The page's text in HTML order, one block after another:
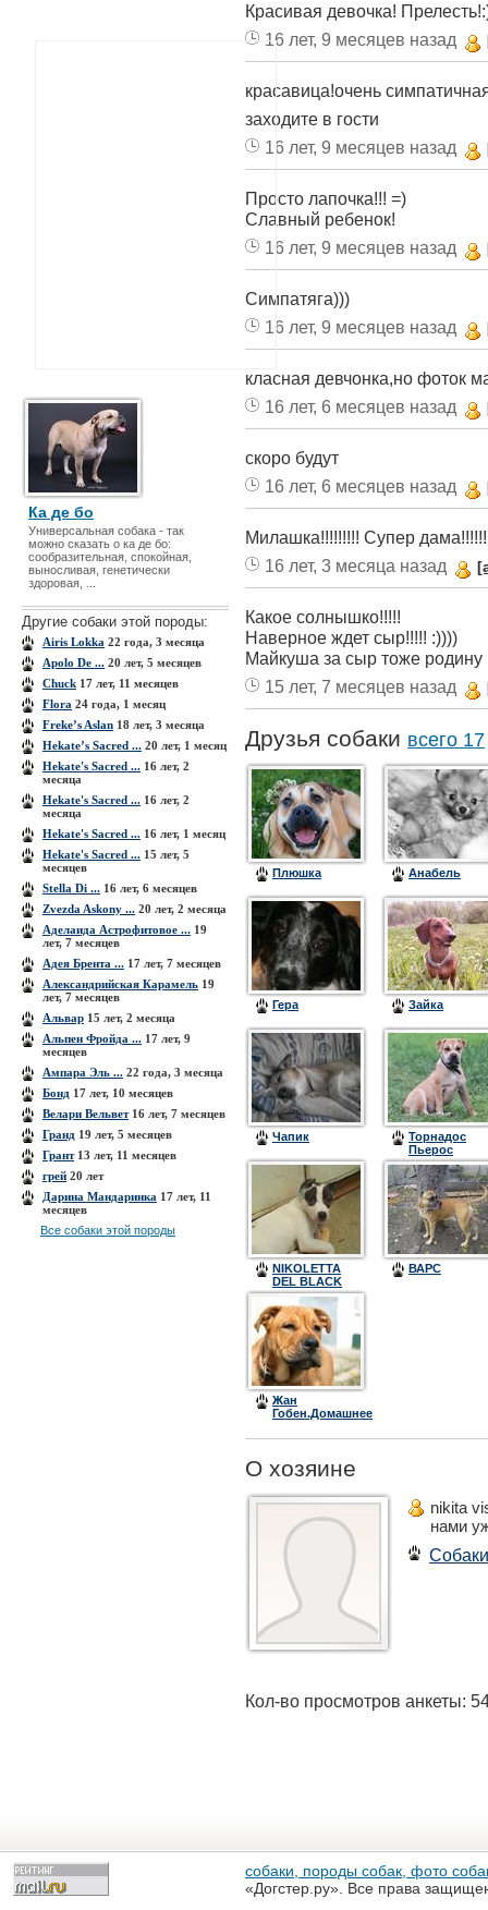
Ка де бо
Универсальная собака - так
можно сказать о ка де бо:
сообразительная, спокойная,
выносливая, генетически
здоровая, ...
Другие собаки этой породы:
Airis Lokka 22 года, 3 месяца
Apolo De ... 20 лет, 5 месяцев
Chuck 17 лет, 11 месяцев
Flora 24 года, 1 месяц
Freke’s Aslan 18 лет, 3 месяца
Hekate’s Sacred ... 20 лет, 1 месяц
Hekate's Sacred ... 16 лет, 2
месяца
Hekate's Sacred ... 16 лет, 2
месяца
Hekate's Sacred ... 16 лет, 1 месяц
Hekate's Sacred ... 15 лет, 5
месяцев
Stella Di ... 16 лет, 6 месяцев
Zvezda Askony ... 20 лет, 2 месяца
Аделаида Астрофитовое ... 19
лет, 7 месяцев
Адея Брента ... 17 лет, 7 месяцев
Александрийская Карамель 19
лет, 7 месяцев
Альвар 15 лет, 2 месяца
Альпен Фройда ... 17 лет, 9
месяцев
Ампара Эль ... 22 года, 3 месяца
Бонд 17 лет, 10 месяцев
Велари Вельвет16 лет, 7 месяцев
Гранд 19 лет, 5 месяцев
Грант13 лет, 11 месяцев
грей 20 лет
Дарина Мандаринка 17 лет, 11
месяцев
Все собаки этой породы
Красивая девочка!
16 лет, 9 месяцев назад
красавица!очень
заходите в гости
16 лет, 9 месяцев назад
Просто лапочка!!! =)
Славный ребенок!
16 лет, 9 месяцев назад
Симпатяга)))
16 лет, 9 месяцев назад
класная девчонка,но фоток
16 лет, 6 месяцев назад
скоро будут
16 лет, 6 месяцев назад
Милашка!!!!!!!!! Супер
16 лет, 3 месяца назад
Какое солнышко!!!!!
Наверное ждет сыр!!!!! :))))
Майкуша за сыр тоже родину
15 лет, 7 месяцев назад
Друзья собаки всего 17
Плюшка Анабель
Гера Зайка
Чапик
Торнадос
Пьерос
Кларис
Капричио
(Кира)
NIKOLETTA
DEL BLACK
ВАРС
Жан
Гобен.Домашнее
О хозяине
nikita
нами
Собаки
Кол-во просмотров анкеты:
собаки, породы собак, фото
«Догстер.ру». Все права